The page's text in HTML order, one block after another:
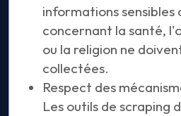
informations sensibles
concernant la santé,
ou la religion ne
collectées.
Respect des
Les outils de scraping